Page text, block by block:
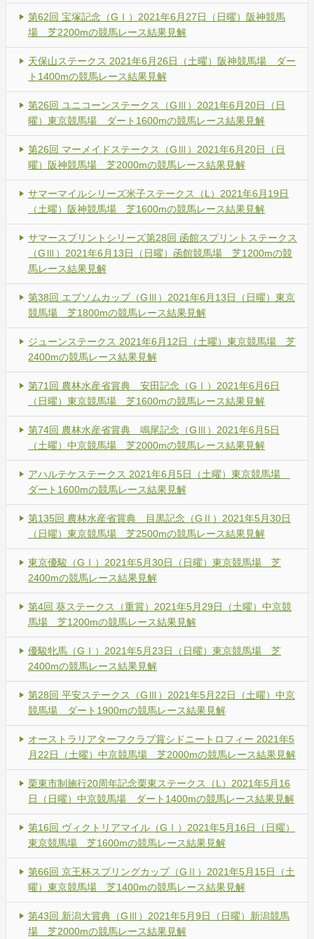
第62回 宝塚記念（GⅠ）2021年6月27日（日曜）阪神競馬
場 芝2200mの競馬レース結果見解
天保山ステークス 2021年6月26日（土曜）阪神競馬場 ダー
ト1400mの競馬レース結果見解
第26回 ユニコーンステークス（GⅢ）2021年6月20日（日
曜）東京競馬場 ダート1600mの競馬レース結果見解
第26回 マーメイドステークス（GⅢ）2021年6月20日（日
曜）阪神競馬場 芝2000mの競馬レース結果見解
サマーマイルシリーズ米子ステークス（L）2021年6月19日
（土曜）阪神競馬場 芝1600mの競馬レース結果見解
サマースプリントシリーズ第28回 函館スプリントステークス
（GⅢ）2021年6月13日（日曜）函館競馬場 芝1200mの競
馬レース結果見解
第38回 エプソムカップ（GⅢ）2021年6月13日（日曜）東京
競馬場 芝1800mの競馬レース結果見解
ジューンステークス 2021年6月12日（土曜）東京競馬場 芝
2400mの競馬レース結果見解
第71回 農林水産省賞典 安田記念（GⅠ）2021年6月6日
（日曜）東京競馬場 芝1600mの競馬レース結果見解
第74回 農林水産省賞典 鳴尾記念（GⅢ）2021年6月5日
（土曜）中京競馬場 芝2000mの競馬レース結果見解
アハルテケステークス 2021年6月5日（土曜）東京競馬場
ダート1600mの競馬レース結果見解
第135回 農林水産省賞典 目黒記念（GⅡ）2021年5月30日
（日曜）東京競馬場 芝2500mの競馬レース結果見解
東京優駿（GⅠ）2021年5月30日（日曜）東京競馬場 芝
2400mの競馬レース結果見解
第4回 葵ステークス（重賞）2021年5月29日（土曜）中京競
馬場 芝1200mの競馬レース結果見解
優駿牝馬（GⅠ）2021年5月23日（日曜）東京競馬場 芝
2400mの競馬レース結果見解
第28回 平安ステークス（GⅢ）2021年5月22日（土曜）中京
競馬場 ダート1900mの競馬レース結果見解
オーストラリアターフクラブ賞シドニートロフィー 2021年5
月22日（土曜）中京競馬場 芝2000mの競馬レース結果見解
栗東市制施行20周年記念栗東ステークス（L）2021年5月16
日（日曜）中京競馬場 ダート1400mの競馬レース結果見解
第16回 ヴィクトリアマイル（GⅠ）2021年5月16日（日曜）
東京競馬場 芝1600mの競馬レース結果見解
第66回 京王杯スプリングカップ（GⅡ）2021年5月15日（土
曜）東京競馬場 芝1400mの競馬レース結果見解
第43回 新潟大賞典（GⅢ）2021年5月9日（日曜）新潟競馬
場 芝2000mの競馬レース結果見解